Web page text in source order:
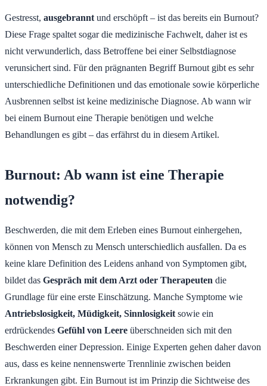
Gestresst, ausgebrannt und erschöpft – ist das bereits ein Burnout?
Diese Frage spaltet sogar die medizinische Fachwelt, daher ist es
nicht verwunderlich, dass Betroffene bei einer Selbstdiagnose
verunsichert sind. Für den prägnanten Begriff Burnout gibt es sehr
unterschiedliche Definitionen und das emotionale sowie körperliche
Ausbrennen selbst ist keine medizinische Diagnose. Ab wann wir
bei einem Burnout eine Therapie benötigen und welche
Behandlungen es gibt – das erfährst du in diesem Artikel.
Burnout: Ab wann ist eine Therapie
notwendig?
Beschwerden, die mit dem Erleben eines Burnout einhergehen,
können von Mensch zu Mensch unterschiedlich ausfallen. Da es
keine klare Definition des Leidens anhand von Symptomen gibt,
bildet das Gespräch mit dem Arzt oder Therapeuten die
Grundlage für eine erste Einschätzung. Manche Symptome wie
Antriebslosigkeit, Müdigkeit, Sinnlosigkeit sowie ein
erdrückendes Gefühl von Leere überschneiden sich mit den
Beschwerden einer Depression. Einige Experten gehen daher davon
aus, dass es keine nennenswerte Trennlinie zwischen beiden
Erkrankungen gibt. Ein Burnout ist im Prinzip die Sichtweise des